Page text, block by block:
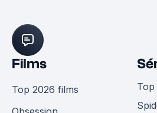
Films
Top 2026 films
Top